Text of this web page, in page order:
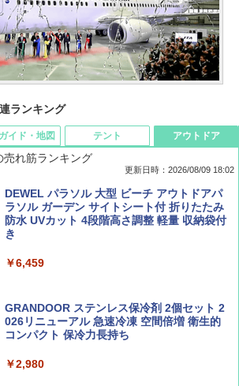
ランキング
BE-PAL(ビ-パル) 2026年 9 月号【特別付録:
SOTO ミニマル"旅"財布 ランダム2種】
￥1,500
誌] (ＤＩＳＮＥＹ ＦＡＮ)
￥713
イド・地図
地球の歩き方 スター・ウォーズ
￥2,695
力的な町 2026～2027 地球の歩き方D アジア
￥2,079
テント
[キャンパーズコレクション 山善] ポップアッ
プテント 傘みたいに広げて畳める パッとサ
ッとサンシェード キューブ フルクローズ メ
ッシュ 簡単設置 ワンタッチテント キャンプ
PYKES PEAK (パイクスピーク) 着替えテン
ト プライバシー テント 【中が透けない】 1
ーチ ピクニック ポップアップテント 携帯 簡
アウトドア
れ筋ランキング
更新日時：2026/08/09 18:02
DEWEL パラソル 大型 ビーチ アウトドアパ
ラソル ガーデン サイトシート付 折りたたみ
防水 UVカット 4段階高さ調整 軽量 収納袋付
き
￥6,459
GRANDOOR ステンレス保冷剤 2個セット 2
026リニューアル 急速冷凍 空間倍増 衛生的
コンパクト 保冷力長持ち
￥2,980